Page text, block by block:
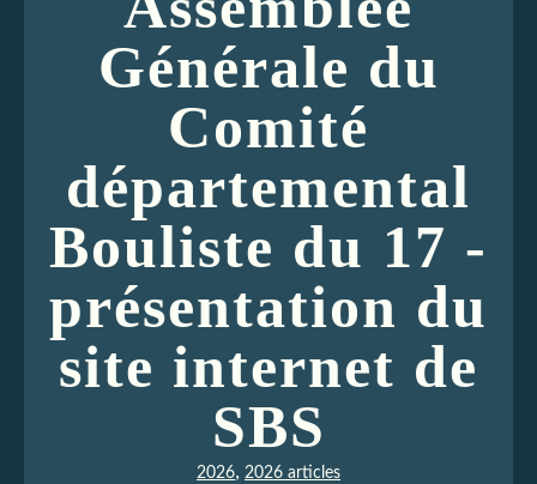
Générale du
Comité
départemental
Bouliste du 17 -
présentation du
site internet de
SBS
2026, 2026 articles